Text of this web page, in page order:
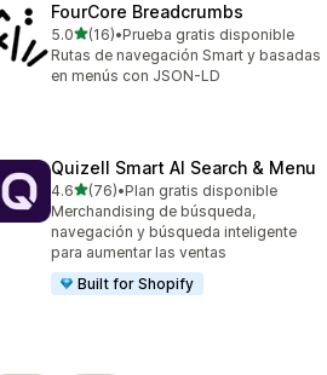
FourCore Breadcrumbs
5.0de 5 estrellas
(16)
16 reseñas en total
•Prueba gratis disponible
Rutas de navegación Smart y basadas
en menús con JSON-LD
Quizell Smart AI Search & Menu
4.6de 5 estrellas
(76)
76 reseñas en total
•Plan gratis disponible
Merchandising de búsqueda,
navegación y búsqueda inteligente
para aumentar las ventas
Built for Shopify